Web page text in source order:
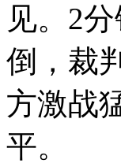
见。2
倒，裁
方激战
平。